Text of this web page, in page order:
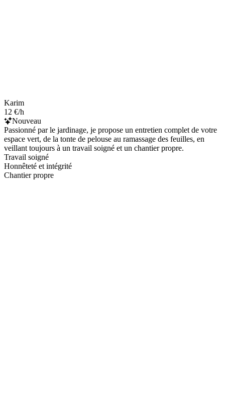
Karim
12 €/h
Nouveau
Passionné par le jardinage, je propose un entretien complet de votre
espace vert, de la tonte de pelouse au ramassage des feuilles, en
veillant toujours à un travail soigné et un chantier propre.
Travail soigné
Honnêteté et intégrité
Chantier propre